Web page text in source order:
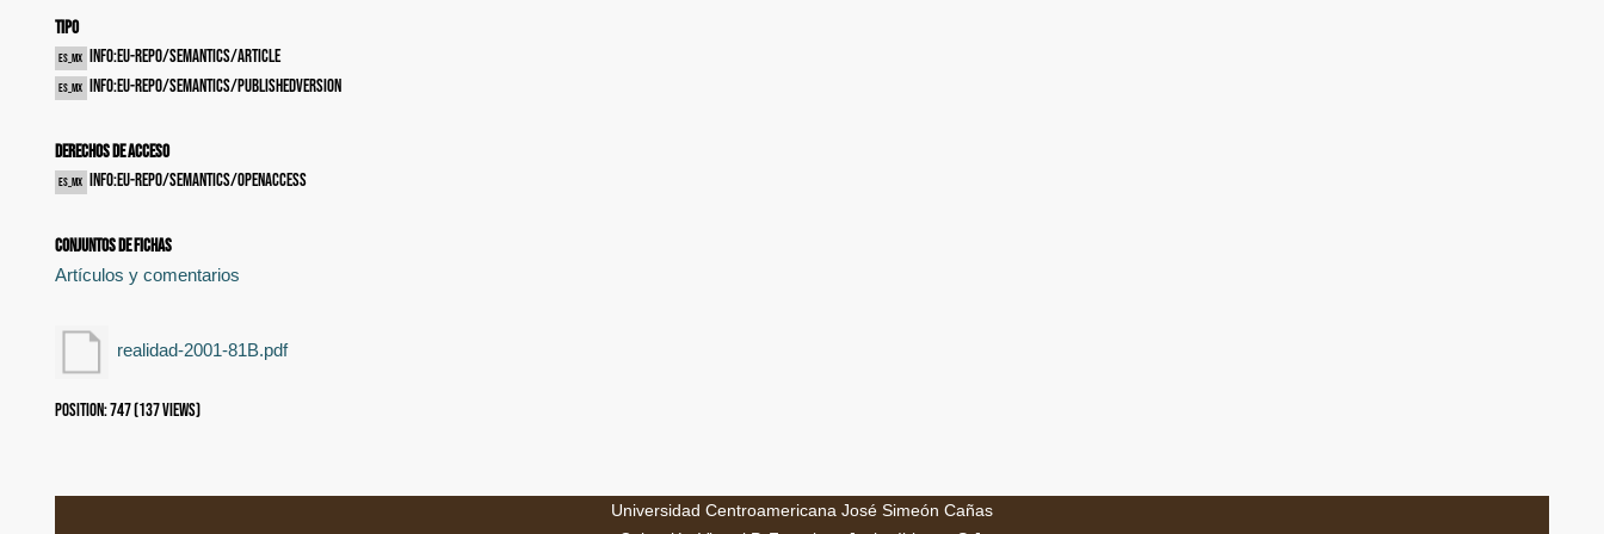
Tipo
es_MX info:eu-repo/semantics/article
es_MX info:eu-repo/semantics/publishedVersion
Derechos de acceso
es_MX info:eu-repo/semantics/openAccess
Conjuntos de fichas
Artículos y comentarios
realidad-2001-81B.pdf
Position:747(137views)
Universidad Centroamericana José Simeón Cañas